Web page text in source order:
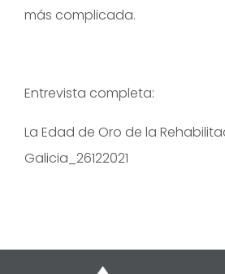
más complicada.
Entrevista completa:
La Edad de Oro de la
Galicia_26122021